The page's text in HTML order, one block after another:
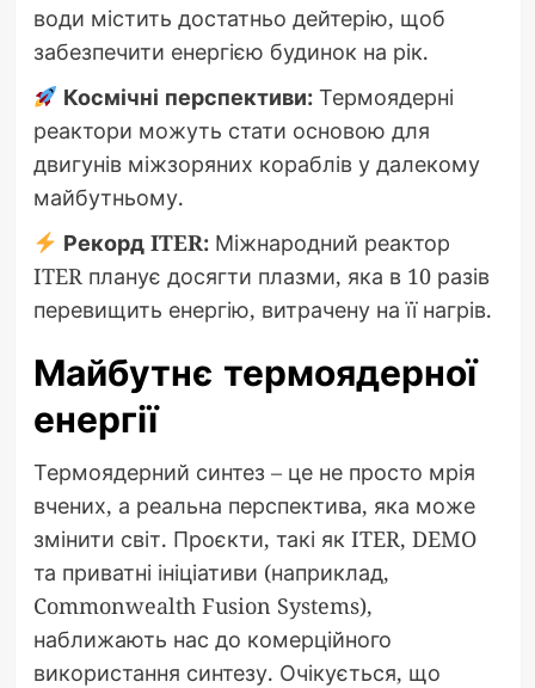
води містить достатньо дейтерію, щоб
забезпечити енергією будинок на рік.
Космічні перспективи: Термоядерні
реактори можуть стати основою для
двигунів міжзоряних кораблів у далекому
майбутньому.
Рекорд ITER: Міжнародний реактор
ITER планує досягти плазми, яка в 10 разів
перевищить енергію, витрачену на її нагрів.
Майбутнє термоядерної
енергії
Термоядерний синтез – це не просто мрія
вчених, а реальна перспектива, яка може
змінити світ. Проєкти, такі як ITER, DEMO
та приватні ініціативи (наприклад,
Commonwealth Fusion Systems),
наближають нас до комерційного
використання синтезу. Очікується, що